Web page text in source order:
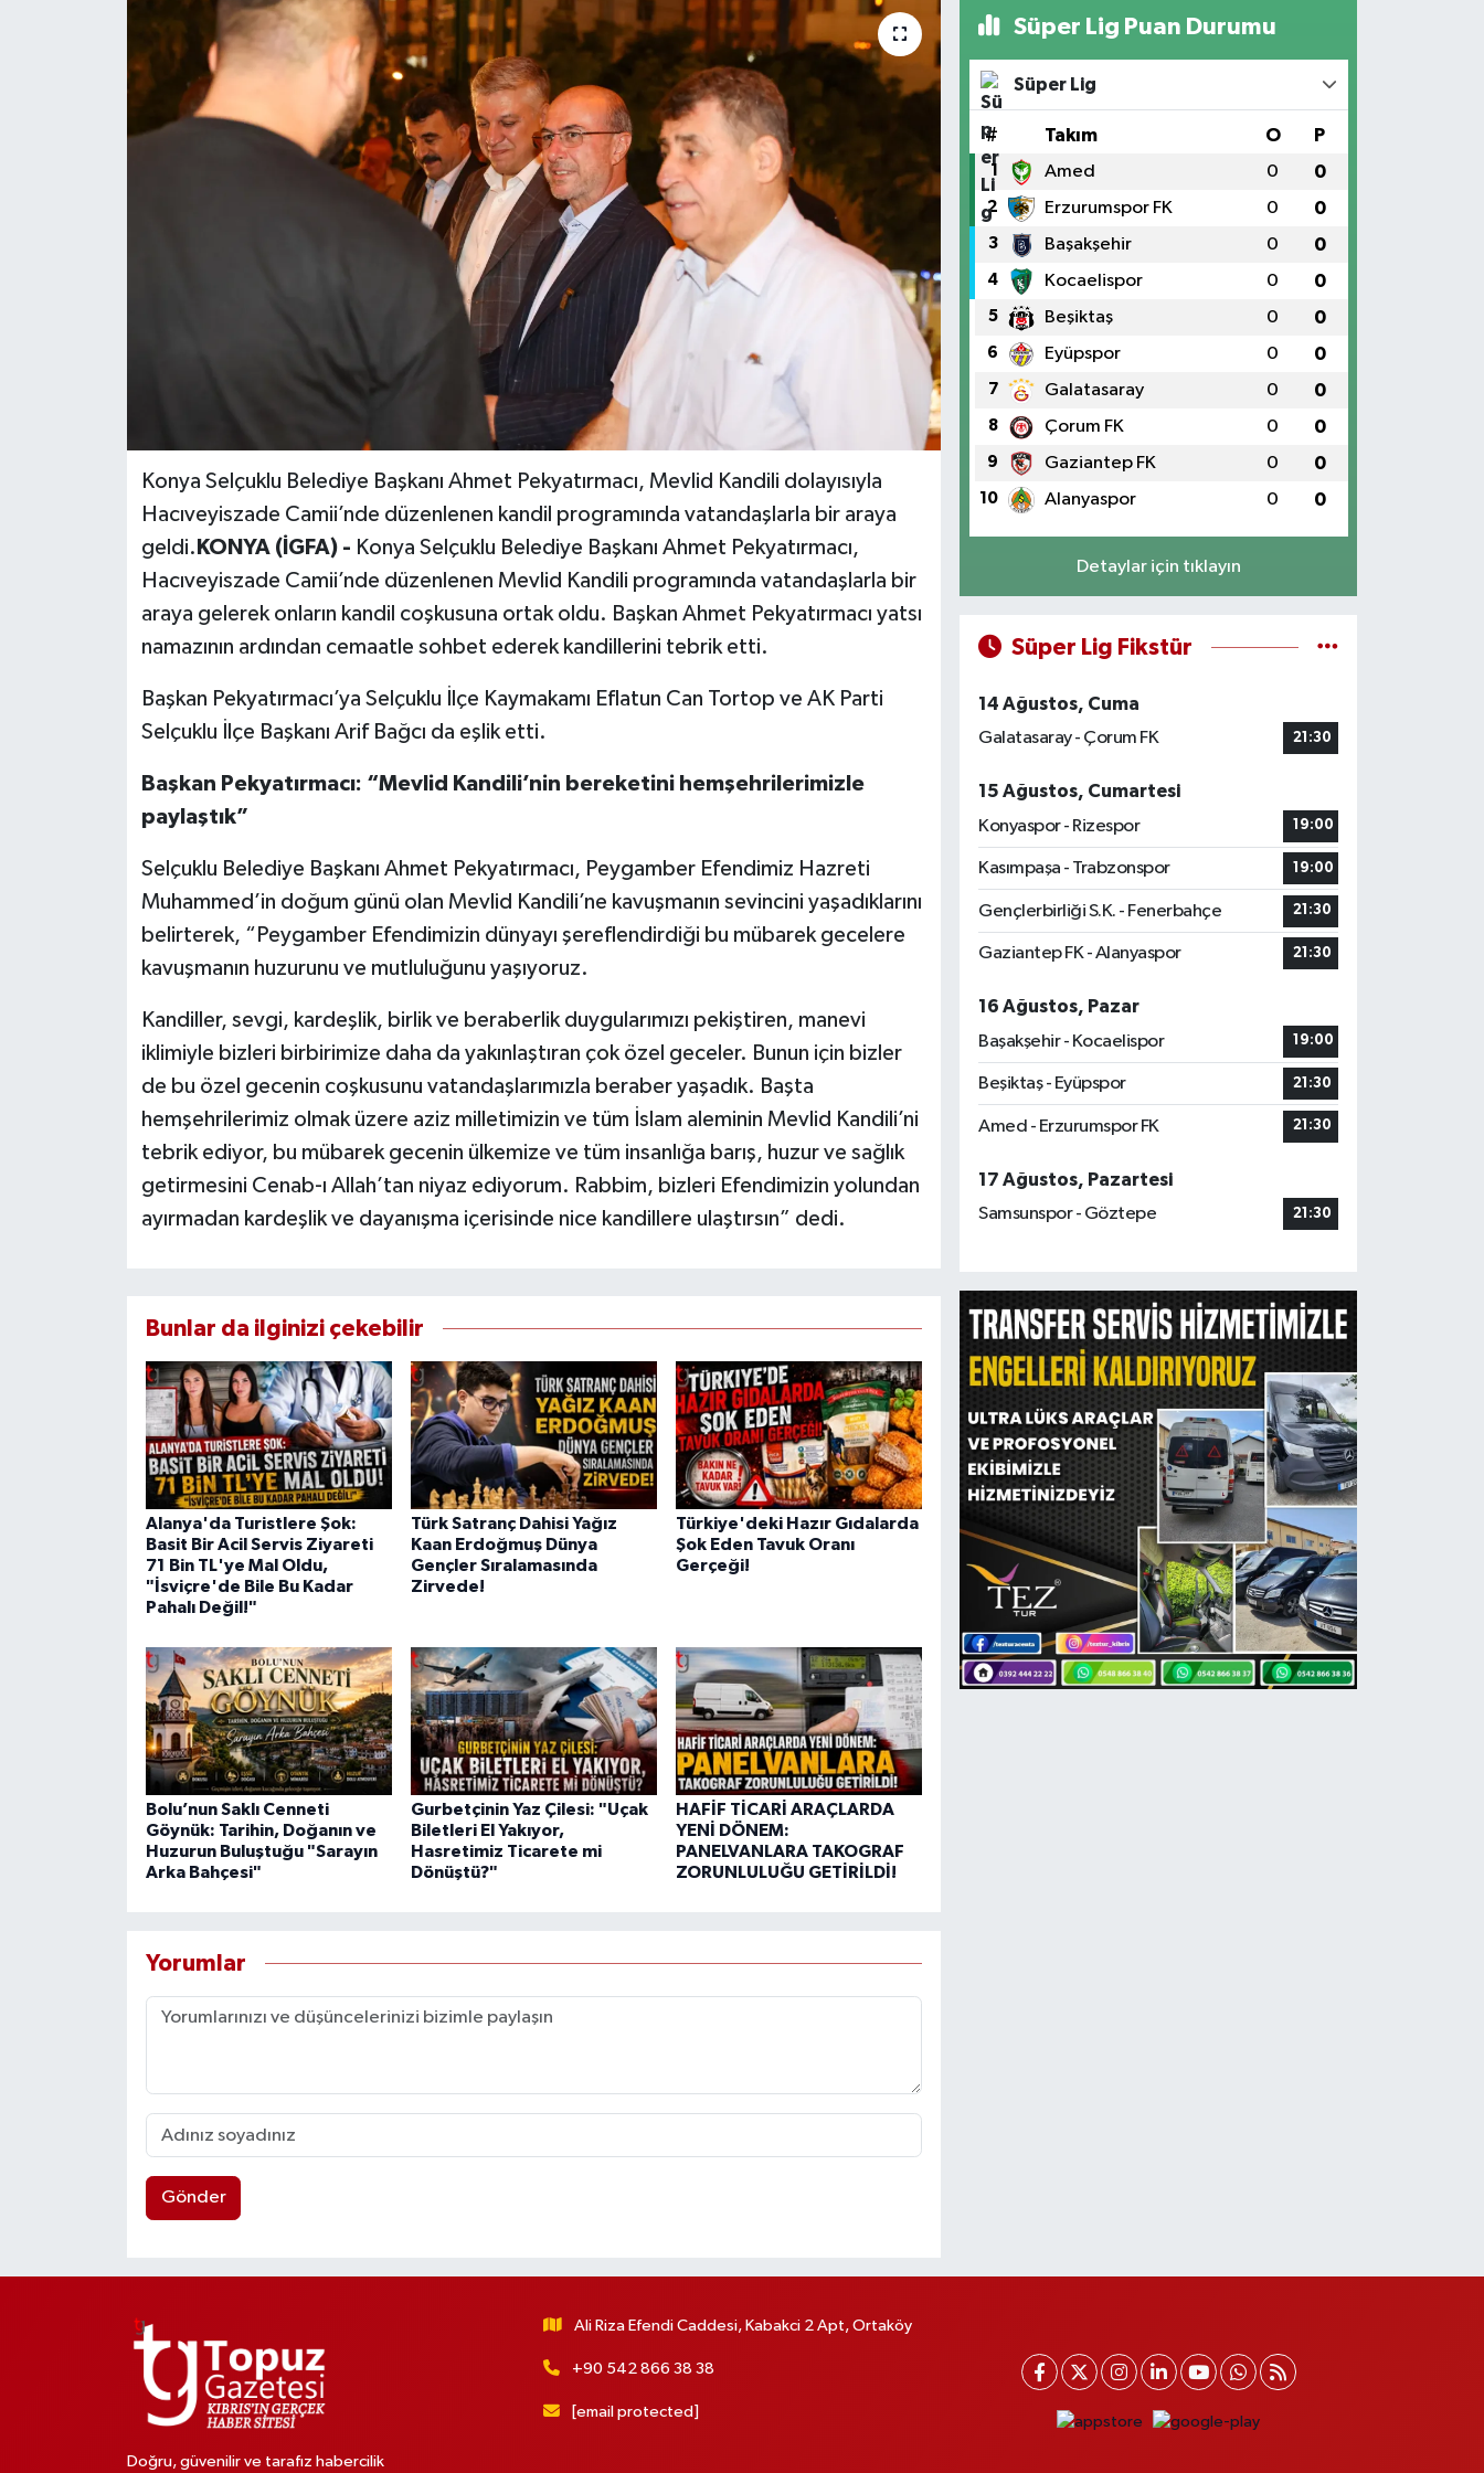
Konya Selçuklu Belediye Başkanı Ahmet Pekyatırmacı, Mevlid Kandili dolayısıyla
Hacıveyiszade Camii’nde düzenlenen kandil programında vatandaşlarla bir araya
geldi. KONYA (İGFA) - Konya Selçuklu Belediye Başkanı Ahmet Pekyatırmacı,
Hacıveyiszade Camii’nde düzenlenen Mevlid Kandili programında vatandaşlarla bir
araya gelerek onların kandil coşkusuna ortak oldu. Başkan Ahmet Pekyatırmacı yatsı
namazının ardından cemaatle sohbet ederek kandillerini tebrik etti.
Başkan Pekyatırmacı’ya Selçuklu İlçe Kaymakamı Eflatun Can Tortop ve AK Parti
Selçuklu İlçe Başkanı Arif Bağcı da eşlik etti.
Başkan Pekyatırmacı: “Mevlid Kandili’nin bereketini hemşehrilerimizle
paylaştık”
Selçuklu Belediye Başkanı Ahmet Pekyatırmacı, Peygamber Efendimiz Hazreti
Muhammed’in doğum günü olan Mevlid Kandili’ne kavuşmanın sevincini yaşadıklarını
belirterek, “Peygamber Efendimizin dünyayı şereflendirdiği bu mübarek gecelere
kavuşmanın huzurunu ve mutluluğunu yaşıyoruz.
Kandiller, sevgi, kardeşlik, birlik ve beraberlik duygularımızı pekiştiren, manevi
iklimiyle bizleri birbirimize daha da yakınlaştıran çok özel geceler. Bunun için bizler
de bu özel gecenin coşkusunu vatandaşlarımızla beraber yaşadık. Başta
hemşehrilerimiz olmak üzere aziz milletimizin ve tüm İslam aleminin Mevlid Kandili’ni
tebrik ediyor, bu mübarek gecenin ülkemize ve tüm insanlığa barış, huzur ve sağlık
getirmesini Cenab-ı Allah’tan niyaz ediyorum. Rabbim, bizleri Efendimizin yolundan
ayırmadan kardeşlik ve dayanışma içerisinde nice kandillere ulaştırsın” dedi.
Bunlar da ilginizi çekebilir
Alanya'da Turistlere Şok:
Basit Bir Acil Servis Ziyareti
71 Bin TL'ye Mal Oldu,
"İsviçre'de Bile Bu Kadar
Pahalı Değil!"
Türk Satranç Dahisi Yağız
Kaan Erdoğmuş Dünya
Gençler Sıralamasında
Zirvede!
Türkiye'deki Hazır Gıdalarda
Şok Eden Tavuk Oranı
Gerçeği!
Bolu’nun Saklı Cenneti
Göynük: Tarihin, Doğanın ve
Huzurun Buluştuğu "Sarayın
Arka Bahçesi"
Gurbetçinin Yaz Çilesi: "Uçak
Biletleri El Yakıyor,
Hasretimiz Ticarete mi
Dönüştü?"
HAFİF TİCARİ ARAÇLARDA
YENİ DÖNEM:
PANELVANLARA TAKOGRAF
ZORUNLULUĞU GETİRİLDİ!
Yorumlar
Gönder
Süper Lig Puan Durumu
Süper Lig
# Takım O P
1 Amed 0 0
2 Erzurumspor FK 0 0
3 Başakşehir 0 0
4 Kocaelispor 0 0
5 Beşiktaş 0 0
6 Eyüpspor 0 0
7 Galatasaray 0 0
8 Çorum FK 0 0
9 Gaziantep FK 0 0
10 Alanyaspor 0 0
Detaylar için tıklayın
Süper Lig Fikstür
14 Ağustos, Cuma
Galatasaray - Çorum FK
21:30
15 Ağustos, Cumartesi
Konyaspor - Rizespor
19:00
Kasımpaşa - Trabzonspor 19:00
Gençlerbirliği S.K. - Fenerbahçe 21:30
Gaziantep FK - Alanyaspor 21:30
16 Ağustos, Pazar
Başakşehir - Kocaelispor
19:00
Beşiktaş - Eyüpspor 21:30
Amed - Erzurumspor FK 21:30
17 Ağustos, Pazartesi
Samsunspor - Göztepe
21:30
Doğru, güvenilir ve tarafız habercilik
Ali Riza Efendi Caddesi, Kabakci 2 Apt, Ortaköy
+90 542 866 38 38
[email protected]